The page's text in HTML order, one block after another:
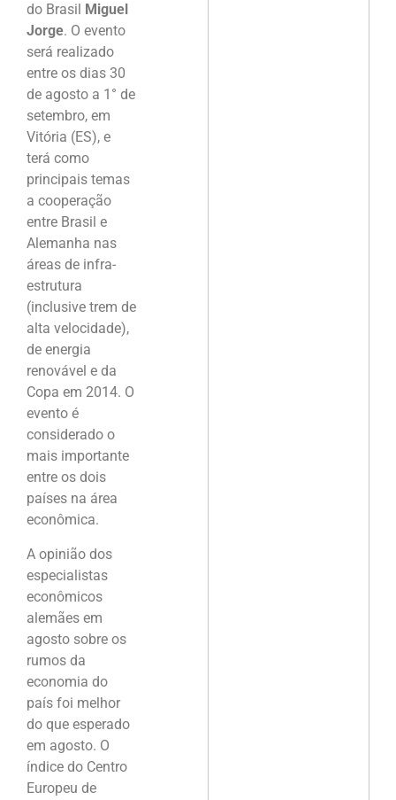
do Brasil
Miguel
Jorge. O evento
será realizado
entre os dias 30
de agosto a 1° de
setembro, em
Vitória (ES), e
terá como
principais temas
a cooperação
entre Brasil e
Alemanha nas
áreas de infra-
estrutura
(inclusive trem de
alta velocidade),
de energia
renovável e da
Copa em 2014. O
evento é
considerado o
mais importante
entre os dois
países na área
econômica.
A opinião dos
especialistas
econômicos
alemães em
agosto sobre os
rumos da
economia do
país foi melhor
do que esperado
em agosto. O
índice do Centro
Europeu de